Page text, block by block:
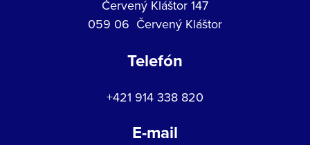
Červený Kláštor 147
059 06 Červený Kláštor
Telefón
+421 914 338 820
E-mail